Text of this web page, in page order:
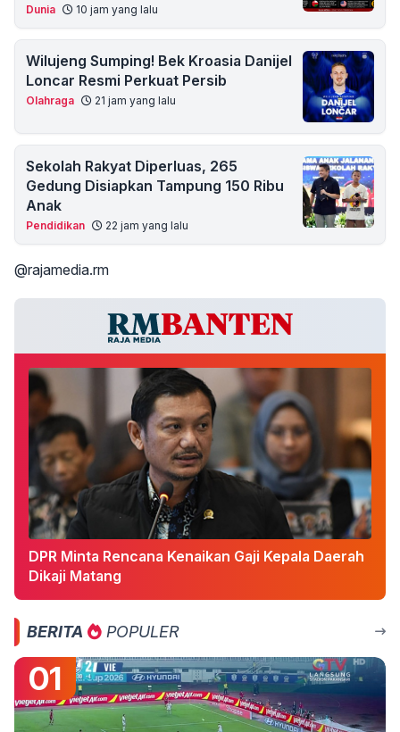
Dunia 10 jam yang lalu
Wilujeng Sumping! Bek Kroasia Danijel
Loncar Resmi Perkuat Persib
Olahraga 21 jam yang lalu
Sekolah Rakyat Diperluas, 265
Gedung Disiapkan Tampung 150 Ribu
Anak
Pendidikan 22 jam yang lalu
@rajamedia.rm
DPR Minta Rencana Kenaikan Gaji Kepala Daerah
Dikaji Matang
BERITA POPULER
01